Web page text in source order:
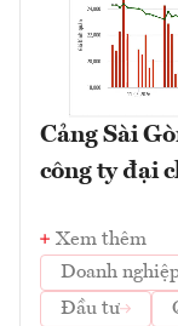
Cảng Sài
công ty đại
Xem thêm
Doanh
Đầu tư